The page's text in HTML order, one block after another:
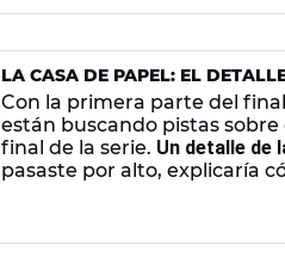
LA CASA DE PAPEL: EL
TRAICIONARÁ A EL PROFESOR
Con la primera parte del
están buscando pistas
final de la serie. Un detalle de
pasaste por alto, explicaría